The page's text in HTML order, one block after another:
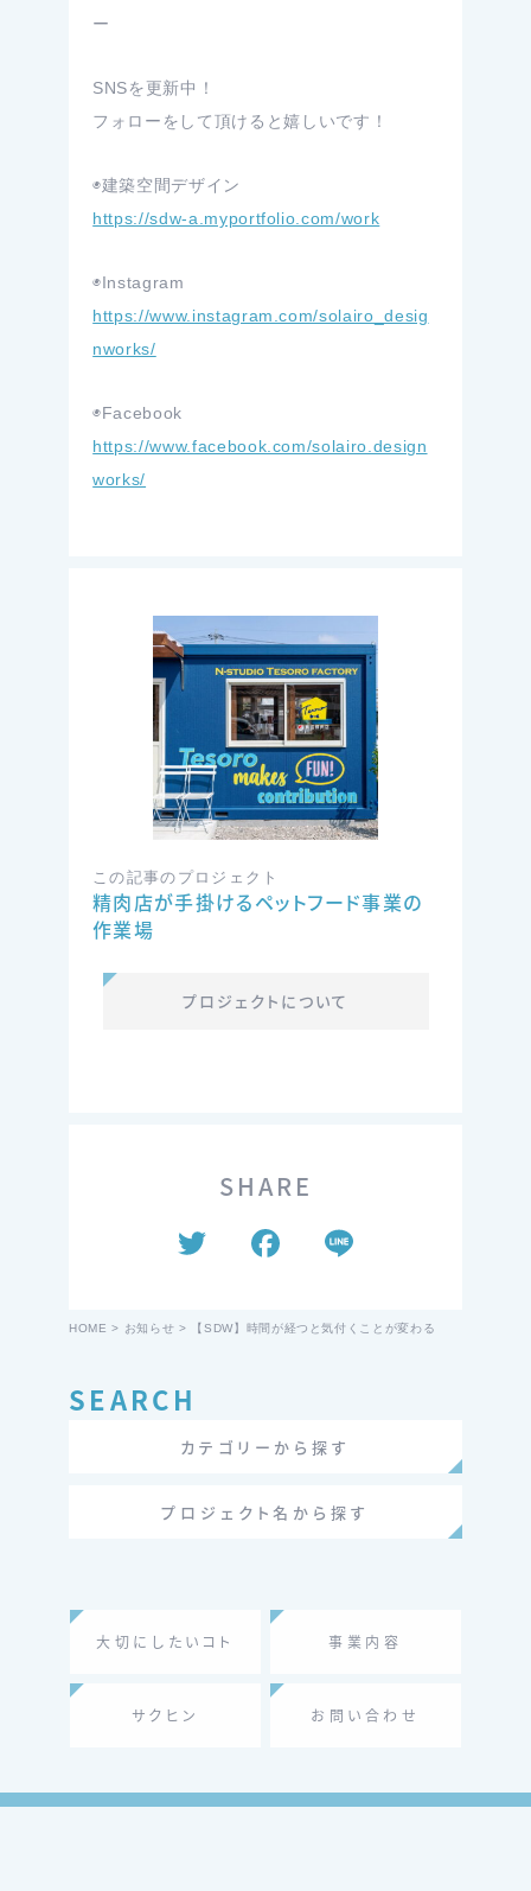
ー
SNSを更新中！
フォローをして頂けると嬉しいです！
◉建築空間デザイン
https://sdw-a.myportfolio.com/work
◉Instagram
https://www.instagram.com/solairo_desig
nworks/
◉Facebook
https://www.facebook.com/solairo.design
works/
この記事のプロジェクト
精肉店が手掛けるペットフード事業の
作業場
プロジェクトについて
SHARE
tt
c
o
o
k
e
HOME > お知らせ > 【SDW】時間が経つと気付くことが変わる
SEARCH
カテゴリーから探す
プロジェクト名から探す
大切にしたいコト 事業内容
サクヒン お問い合わせ